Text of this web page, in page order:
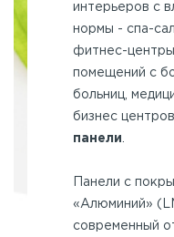
интерьеров с
нормы - спа-
фитнес-
помещений с
больниц,
бизнес
панели
Панели с
«Алюминий»
современный